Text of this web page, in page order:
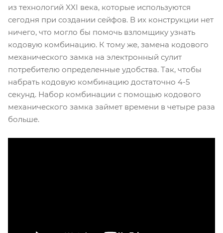
из технологий XXI века, которые используются
сегодня при создании сейфов. В их конструкции нет
ничего, что могло бы помочь взломщику узнать
кодовую комбинацию. К тому же, замена кодового
механического замка на электронный сулит
потребителю определенные удобства. Так, чтобы
набрать кодовую комбинацию достаточно 4-5
секунд. Набор комбинации с помощью кодового
механического замка займет времени в четыре раза
больше.